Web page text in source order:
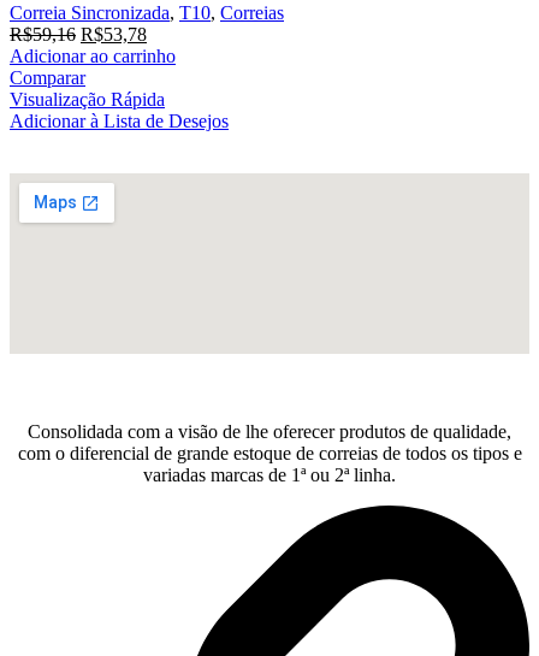
Correia Sincronizada, T10, Correias
R$59,16 R$53,78
Adicionar ao carrinho
Comparar
Visualização Rápida
Adicionar à Lista de Desejos
Consolidada com a visão de lhe oferecer produtos de qualidade,
com o diferencial de grande estoque de correias de todos os tipos e
variadas marcas de 1ª ou 2ª linha.